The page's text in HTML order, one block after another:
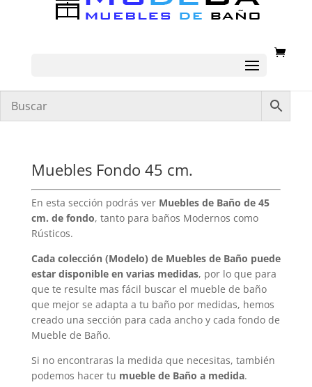
Muebles Fondo 45 cm.
En esta sección podrás ver Muebles de Baño de 45
cm. de fondo, tanto para baños Modernos como
Rústicos.
Cada colección (Modelo) de Muebles de Baño puede
estar disponible en varias medidas, por lo que para
que te resulte mas fácil buscar el mueble de baño
que mejor se adapta a tu baño por medidas, hemos
creado una sección para cada ancho y cada fondo de
Mueble de Baño.
Si no encontraras la medida que necesitas, también
podemos hacer tu mueble de Baño a medida.